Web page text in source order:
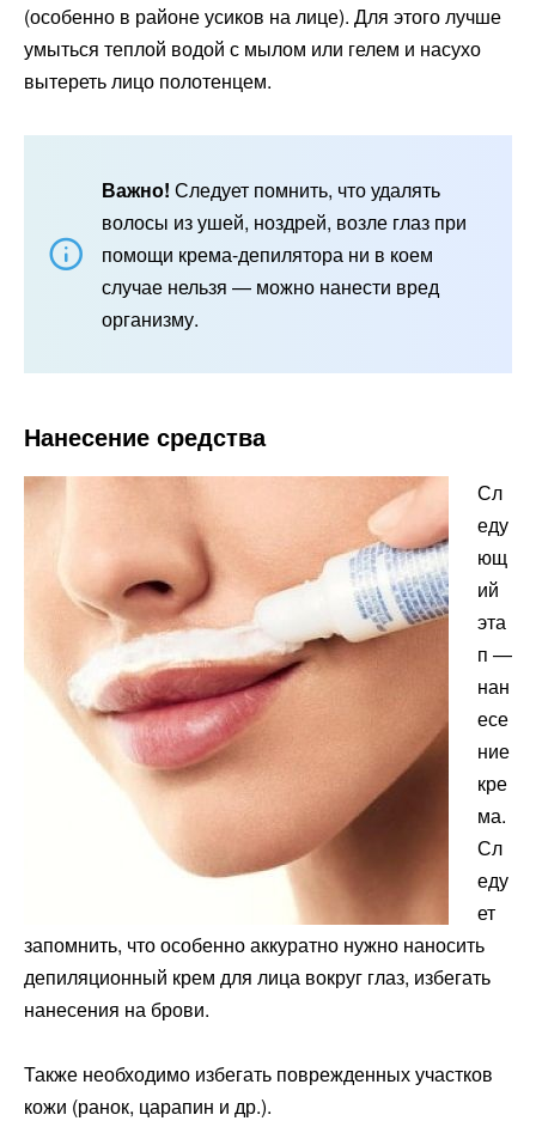
(особенно в районе усиков на лице). Для этого лучше
умыться теплой водой с мылом или гелем и насухо
вытереть лицо полотенцем.
Важно! Следует помнить, что удалять
волосы из ушей, ноздрей, возле глаз при
помощи крема-депилятора ни в коем
случае нельзя — можно нанести вред
организму.
Нанесение средства
Сл
еду
ющ
ий
эта
п —
нан
есе
ние
кре
ма.
Сл
еду
ет
запомнить, что особенно аккуратно нужно наносить
депиляционный крем для лица вокруг глаз, избегать
нанесения на брови.
Также необходимо избегать поврежденных участков
кожи (ранок, царапин и др.).